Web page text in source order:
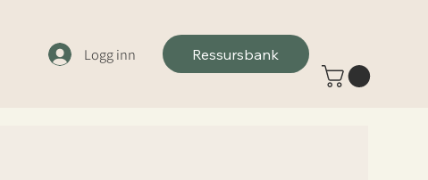
Logg inn Ressursbank